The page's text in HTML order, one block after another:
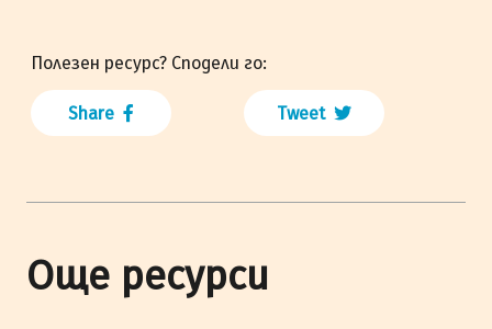
Полезен ресурс? Сподели го:
Share Tweet
Още ресурси